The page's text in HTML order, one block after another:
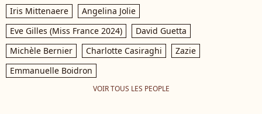
Iris Mittenaere
Angelina Jolie
Eve Gilles (Miss France 2024)
David Guetta
Michèle Bernier
Charlotte Casiraghi
Zazie
Emmanuelle Boidron
VOIR TOUS LES PEOPLE